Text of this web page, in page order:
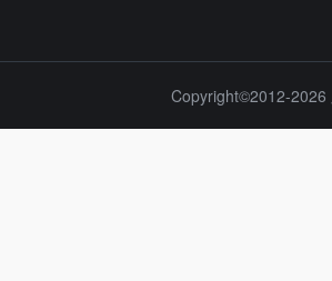
Copyright©2012-2026